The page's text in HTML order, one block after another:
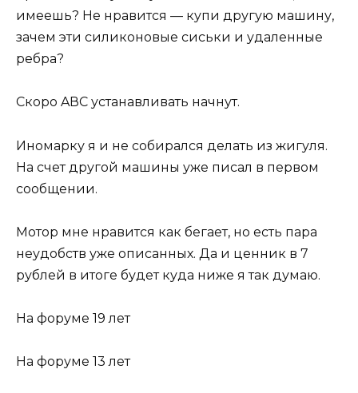
имеешь? Не нравится — купи другую машину,
зачем эти силиконовые сиськи и удаленные
ребра?
Скоро AВС устанавливать начнут.
Иномарку я и не собирался делать из жигуля.
На счет другой машины уже писал в первом
сообщении.
Мотор мне нравится как бегает, но есть пара
неудобств уже описанных. Да и ценник в 7
рублей в итоге будет куда ниже я так думаю.
На форуме 19 лет
На форуме 13 лет